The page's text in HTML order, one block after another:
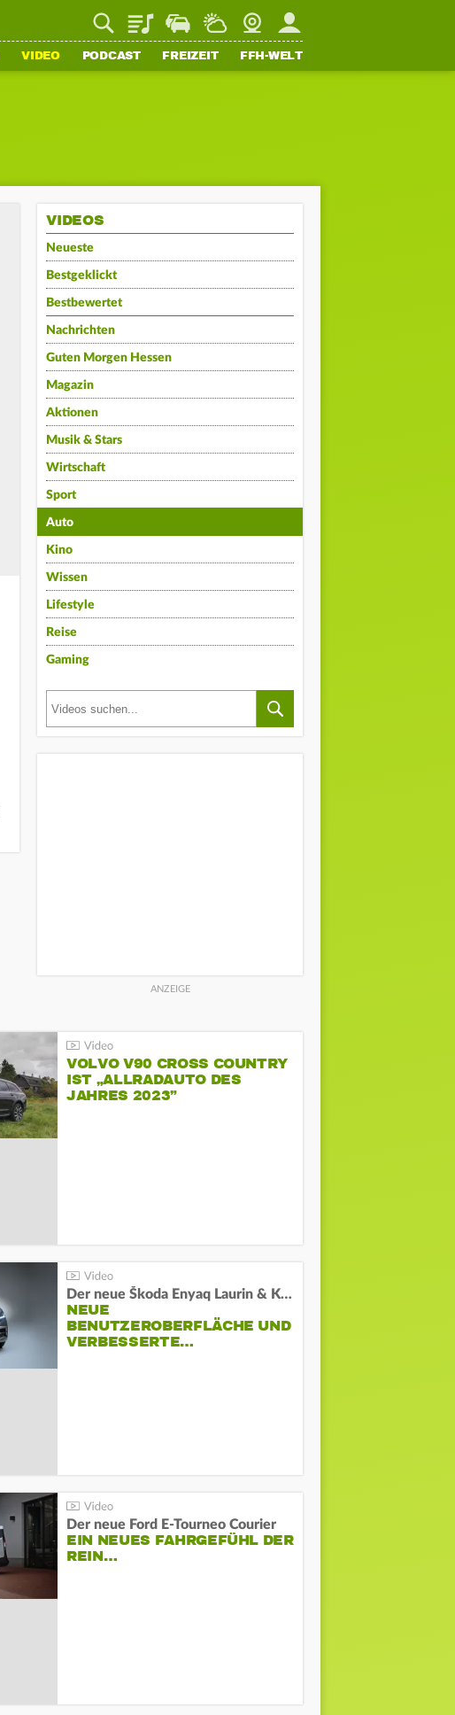
PlaylistStaupilotWetterWebcamMein FFH
VIDEO PODCAST FREIZEIT FFH-WELT
VIDEOS
Neueste
Bestgeklickt
Bestbewertet
Nachrichten
Guten Morgen Hessen
Magazin
Aktionen
Musik & Stars
Wirtschaft
Sport
Auto
Kino
Wissen
Lifestyle
Reise
Gaming
VOLVO V90 CROSS COUNTRY
IST „ALLRADAUTO DES
JAHRES 2023”
Der neue Škoda Enyaq Laurin & Klement
NEUE
BENUTZEROBERFLÄCHE UND
VERBESSERTE…
Der neue Ford E-Tourneo Courier
EIN NEUES FAHRGEFÜHL DER
REIN…